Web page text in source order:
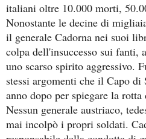
italiani oltre 10.000 morti,
Nonostante le decine di
il generale Cadorna nei suoi
colpa dell'insuccesso sui fanti,
uno scarso spirito aggressivo.
stessi argomenti che il Capo
anno dopo per spiegare la rotta
Nessun generale austriaco,
mai incolpò i propri soldati.